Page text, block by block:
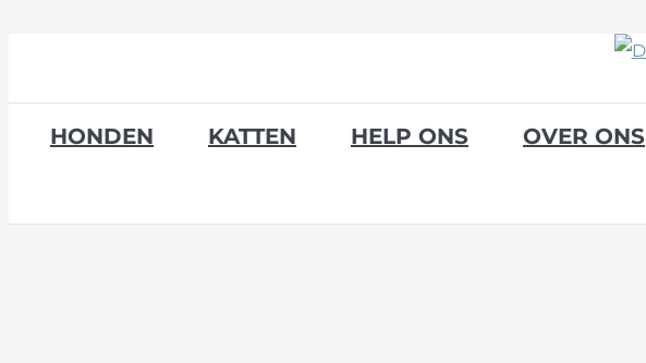
HONDEN KATTEN HELP ONS OVER ONS